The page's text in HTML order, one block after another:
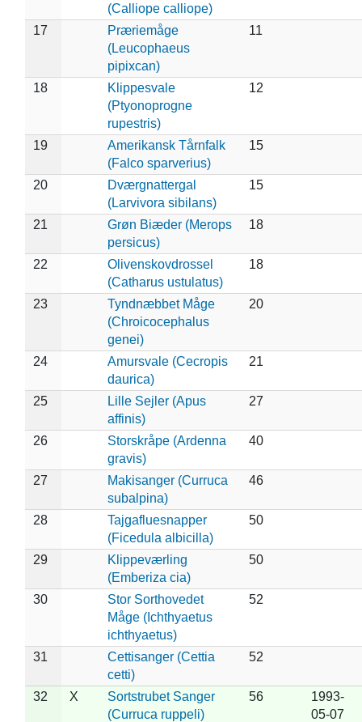
(Calliope calliope)
17
Præriemåge
(Leucophaeus
pipixcan)
11
18
Klippesvale
(Ptyonoprogne
rupestris)
12
19
Amerikansk Tårnfalk
(Falco sparverius)
15
20
Dværgnattergal
(Larvivora sibilans)
15
21
Grøn Biæder (Merops
persicus)
18
22
Olivenskovdrossel
(Catharus ustulatus)
18
23
Tyndnæbbet Måge
(Chroicocephalus
genei)
20
24
Amursvale (Cecropis
daurica)
21
25
Lille Sejler (Apus
affinis)
27
26
Storskråpe (Ardenna
gravis)
40
27
Makisanger (Curruca
subalpina)
46
28
Tajgafluesnapper
(Ficedula albicilla)
50
29
Klippeværling
(Emberiza cia)
50
30
Stor Sorthovedet
Måge (Ichthyaetus
ichthyaetus)
52
31
Cettisanger (Cettia
cetti)
52
32 X
Sortstrubet Sanger
(Curruca ruppeli)
56
1993-
05-07